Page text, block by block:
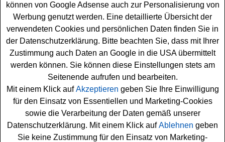
Wer gern ein tolles Zelt gewinnenmag, hat bei diesem
kostenlosen Nikwax Gewinnspiel eine schöne
Gelegenheit dazu. Nikwax verlost ein Vango Omega TC
350 3-Personen Zelt im Wert von über 450 Euro - und mit
etwas Glück können Sie dieses hochwertige Zelt
gewinnen. Weiterhin wartet zweimal ein Nikwax
Produktsetauf den glücklichen Gewinner. Falls Sie an
der Verlosung teilnehmen möchten, müssen Sie kurz das
kleine Formular ausfüllen und können sich damit Ihre
Chance sichern. Viel Glück bei diesem tollen Nikwax
Gewinnspiel!
können von Google Adsense auch zur Personalisierung von
Werbung genutzt werden. Eine detaillierte Übersicht der
verwendeten Cookies und persönlichen Daten finden Sie in
der Datenschutzerklärung. Bitte beachten Sie, dass mit Ihrer
Zustimmung auch Daten an Google in die USA übermittelt
werden können. Sie können diese Einstellungen stets am
Seitenende aufrufen und bearbeiten.
Mit einem Klick aufAkzeptieren geben Sie Ihre Einwilligung
für den Einsatz von Essentiellen und Marketing-Cookies
sowie die Verarbeitung der Daten gemäß unserer
Datenschutzerklärung. Mit einem Klick aufAblehnen geben
Sie keine Zustimmung für den Einsatz von Marketing-